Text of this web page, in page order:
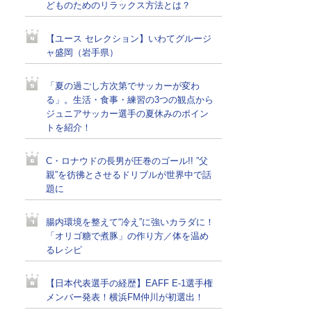
どものためのリラックス方法とは？
【ユース セレクション】いわてグルージ
ャ盛岡（岩手県）
「夏の過ごし方次第でサッカーが変わ
る」。生活・食事・練習の3つの観点から
ジュニアサッカー選手の夏休みのポイン
トを紹介！
C・ロナウドの長男が圧巻のゴール!! ”父
親”を彷彿とさせるドリブルが世界中で話
題に
腸内環境を整えて“冷え”に強いカラダに！
「オリゴ糖で煮豚」の作り方／体を温め
るレシピ
【日本代表選手の経歴】EAFF E-1選手権
メンバー発表！横浜FM仲川が初選出！